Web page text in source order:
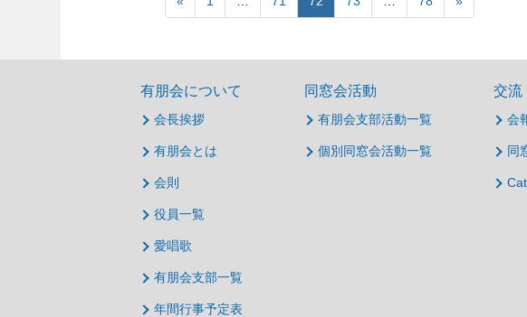
有朋会について
会長挨拶
有朋会とは
会則
役員一覧
愛唱歌
有朋会支部一覧
年間行事予定表
同窓会活動
有朋会支部活動一覧
個別同窓会活動一覧
交流
会
同